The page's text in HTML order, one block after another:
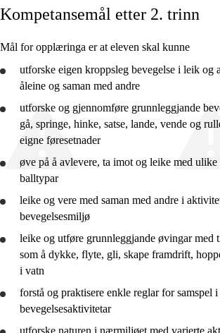
Kjerneelement
Tverrfaglege tema
Grunnleggjande ferdigheiter
2. trinn
4. trinn
7. trinn
Vg1
Vg3
Kompetansemål etter 2. trinn
Mål for opplæringa er at eleven skal kunne
utforske eigen kroppsleg bevegelse i leik og
åleine og saman med andre
utforske og gjennomføre grunnleggjande
gå, springe, hinke, satse, lande, vende og
eigne føresetnader
øve på å avlevere, ta imot og leike med ulike
balltypar
leike og vere med saman med andre i
bevegelsesmiljø
leike og utføre grunnleggjande øvingar med
som å dykke, flyte, gli, skape framdrift,
i vatn
forstå og praktisere enkle reglar for samspel
bevegelsesaktivitetar